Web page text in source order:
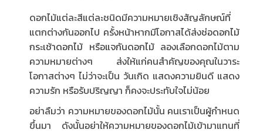
ดอกไม้แต่ละสีแต่ละชนิดมีความหมายเชิงสัญลักษณ์ที่
แตกต่างกันออกไป ครั้งหน้าหากมีโอกาสได้ส่งช่อดอกไม้
กระเช้าดอกไม้ หรือแจกันดอกไม้ลองเลือกดอกไม้ตาม
ความหมายต่างๆ ส่งให้แก่คนสำคัญของคุณในวาระ
โอกาสต่างๆ ไม่ว่าจะเป็น วันเกิด แสดงความยินดี แสดง
ความรัก หรือรับปริญญา ก็คงจะประทับใจไม่น้อย
อย่าลืมว่า ความหมายของดอกไม้นั้น คนเราเป็นผู้กำหนด
ขึ้นมา ดังนั้นอย่าให้ความหมายของดอกไม้เข้ามาแทนที่